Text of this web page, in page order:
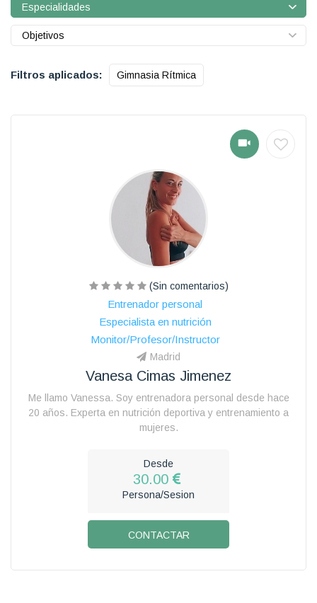
Especialidades
Objetivos
Filtros aplicados: Gimnasia Rítmica
(Sin comentarios)
Entrenador personal
Especialista en nutrición
Monitor/Profesor/Instructor
Madrid
Vanesa Cimas Jimenez
Me llamo Vanessa. Soy entrenadora personal desde hace
20 años. Experta en nutrición deportiva y entrenamiento a
mujeres.
Desde
30.00
Persona/Sesion
CONTACTAR